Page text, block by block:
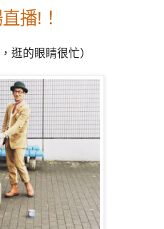
播!！
逛的眼睛很忙）